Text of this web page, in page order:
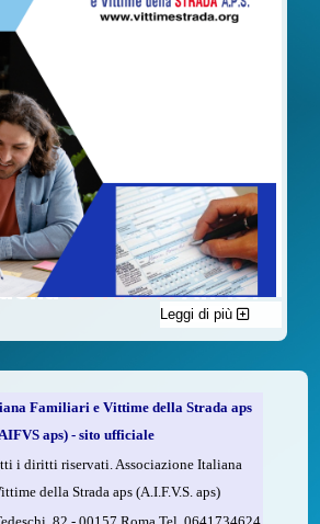
alle attività dell’A.I.F.V.S. a favore
e per dare giustizia ai superstiti ed ai
nulla: devolvere il 5 per mille della
o del modello 730.
come “Sostegno delle
di utilità sociale, delle associazioni
Leggi di più
Familiari e Vittime della Strada aps
aps) - sito ufficiale
i diritti riservati. Associazione Italiana
della Strada aps (A.I.F.V.S. aps)